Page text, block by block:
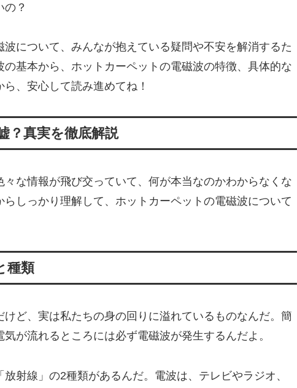
？
について、みんなが抱えている疑問や不安を解消するた
基本から、ホットカーペットの電磁波の特徴、具体的な
、安心して読み進めてね！
？真実を徹底解説
な情報が飛び交っていて、何が本当なのかわからなくな
しっかり理解して、ホットカーペットの電磁波について
種類
ど、実は私たちの身の回りに溢れているものなんだ。簡
が流れるところには必ず電磁波が発生するんだよ。
射線」の2種類があるんだ。電波は、テレビやラジオ、